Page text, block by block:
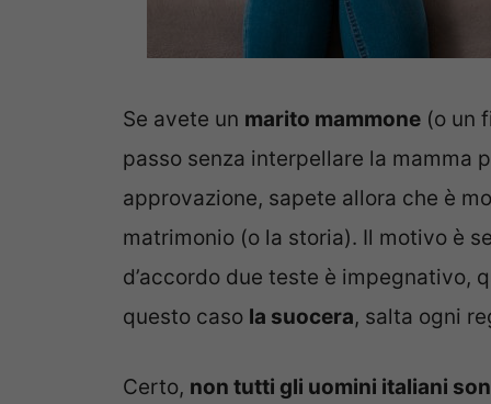
Se avete un marito mammone (o un
passo senza interpellare la mamma
approvazione, sapete allora che è
matrimonio (o la storia). Il motivo è
d’accordo due teste è impegnativo,
questo caso la suocera, salta ogni
Certo, non tutti gli uomini italiani